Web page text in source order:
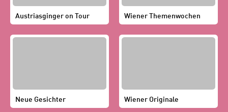
Austriasginger on Tour Wiener Themenwochen
Neue Gesichter Wiener Originale